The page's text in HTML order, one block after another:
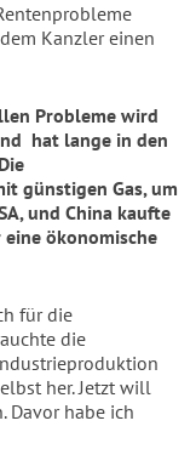
Kanzler einen
Probleme wird
hat lange in den
günstigen Gas, um
und China kaufte
ökonomische
für die
die
her. Jetzt will
Davor habe ich